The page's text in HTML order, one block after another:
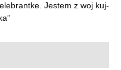
Jestem z woj kuj-
”